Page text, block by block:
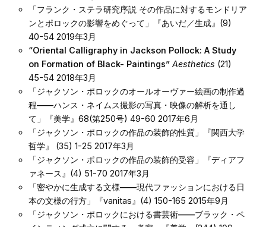
「フランク・ステラ研究序説 その作品に対するモンドリア
ンとポロックの影響をめぐって 」『あいだ／生成』(9)
40-54 2019年3月
“Oriental Calligraphy in Jackson Pollock: A Study
on Formation of Black- Paintings” Aesthetics (21)
45-54 2018年3月
「ジャクソン・ポロックのオールオーヴァー絵画の制作過
程――ハンス・ネイムス撮影の写真・映像の解析を通し
て」
『美学』68(第250号) 49-60 2017年6月
「ジャクソン・ポロックの作品の装飾的性質」
『関西大学
哲学』 (35) 1-25 2017年3月
「ジャクソン・ポロックの作品の装飾的受容」
『ディアフ
ァネース』(4) 51-70 2017年3月
「密やかに生成する文様——現代ファッションにおける日
本の文様の行方」
『vanitas』(4) 150-165 2015年9月
「ジャクソン・ポロックにおける書芸術——ブラック・ペ